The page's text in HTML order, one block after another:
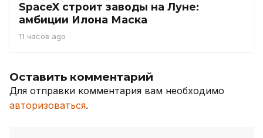
SpaceX строит заводы на Луне:
амбиции Илона Маска
11 часов ago
Оставить комментарий
Для отправки комментария вам необходимо
авторизоваться.